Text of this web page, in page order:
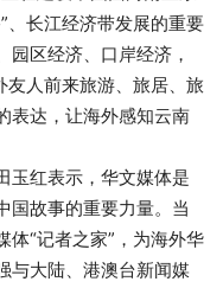
、长江经济带发展的重要
区经济、口岸经济，
友人前来旅游、旅居、旅
表达，让海外感知云南
红表示，华文媒体是
国故事的重要力量。当
体“记者之家”，为海外华
与大陆、港澳台新闻媒